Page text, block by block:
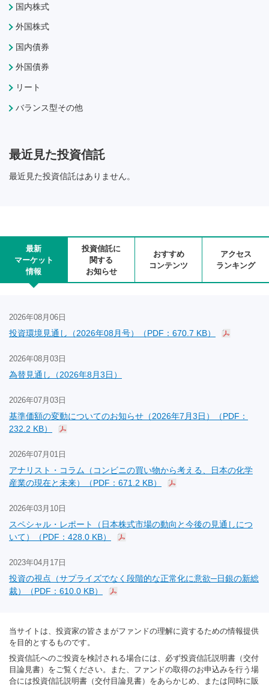
国内株式
外国株式
国内債券
外国債券
リート
バランス型その他
最近見た投資信託
最近見た投資信託はありません。
最新
マーケット
情報
投資信託に
関する
お知らせ
おすすめ
コンテンツ
アクセス
ランキング
2026年08月06日
投資環境見通し（2026年08月号）（PDF：670.7 KB）
2026年08月03日
為替見通し（2026年8月3日）
2026年07月03日
基準価額の変動についてのお知らせ（2026年7月3日）（PDF：
232.2 KB）
2026年07月01日
アナリスト・コラム（コンビニの買い物から考える、日本の化学
産業の現在と未来）（PDF：671.2 KB）
2026年03月10日
スペシャル・レポート（日本株式市場の動向と今後の見通しにつ
いて）（PDF：428.0 KB）
2023年04月17日
投資の視点（サプライズでなく段階的な正常化に意欲─日銀の新総
裁）（PDF：610.0 KB）
当サイトは、投資家の皆さまがファンドの理解に資するための情報提供
を目的とするものです。
投資信託へのご投資を検討される場合には、必ず投資信託説明書（交付
目論見書）をご覧ください。また、ファンドの取得のお申込みを行う場
合には投資信託説明書（交付目論見書）をあらかじめ、または同時に販